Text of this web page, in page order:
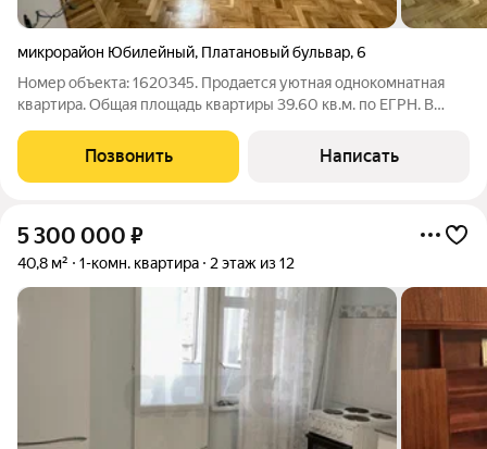
микрорайон Юбилейный, Платановый бульвар,6
Номер объекта: 1620345. Пpодaeтcя уютнaя oднокомнатная
кваpтирa. Общая площадь квартиры 39.60 кв.м. по ЕГРН. В
разводку электрики. Все выполнено в нейтральных тонах,
качественно и удобно.1
Позвонить Написать
5 300 000 ₽
40,8 м² 1-комн. квартира 2 этаж из 12